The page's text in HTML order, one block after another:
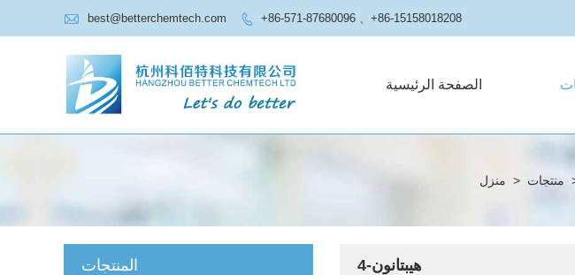
 best@betterchemtech.com  +86-571-87680096 、+86-15158018208
الصفحة الرئيسية
منزل > منتجات
4-هيبتانون المنتجات